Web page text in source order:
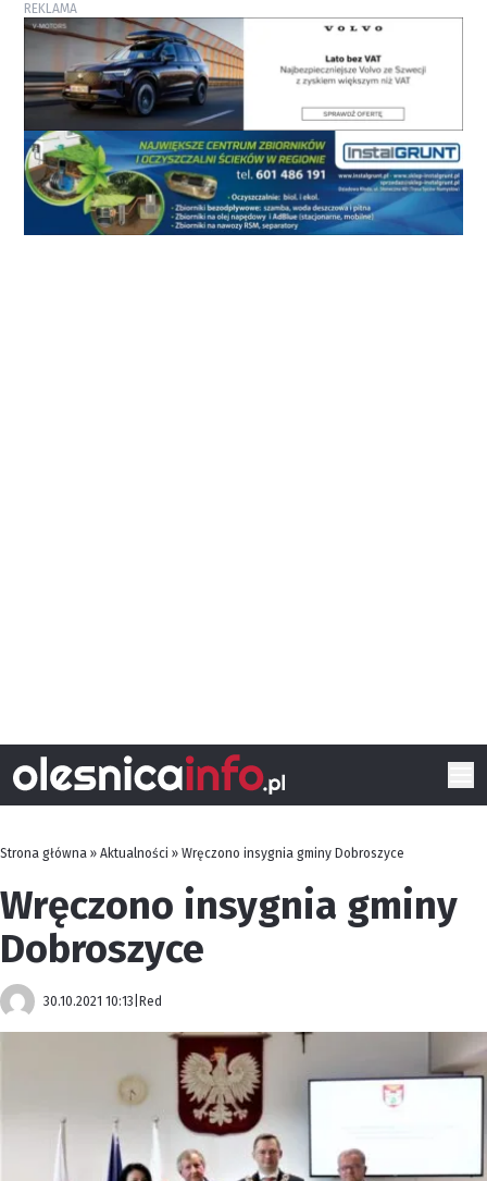
REKLAMA
Strona główna » Aktualności » Wręczono insygnia gminy Dobroszyce
Wręczono insygnia gminy
Dobroszyce
30.10.2021 10:13 Red